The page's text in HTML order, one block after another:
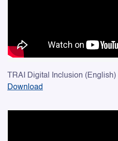
TRAI Digital Inclusion (English)
Download